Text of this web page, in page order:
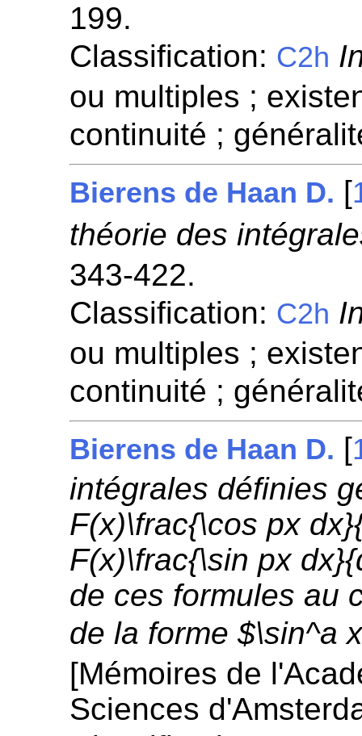
199.
Classification: C2h
ou multiples ;
continuité ;
Bierens de Haan D. [
théorie des
343-422.
Classification: C2h
ou multiples ;
continuité ;
Bierens de Haan D. [
intégrales définies
F(x)\frac{\cos px
F(x)\frac{\sin px
de ces formules au
de la forme $\sin^a
[Mémoires de
Sciences